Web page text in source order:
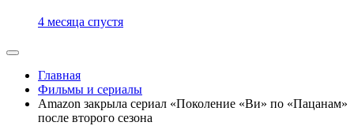
4 месяца спустя
Главная
Фильмы и сериалы
Amazon закрыла сериал «Поколение «Ви» по «Пацанам»
после второго сезона